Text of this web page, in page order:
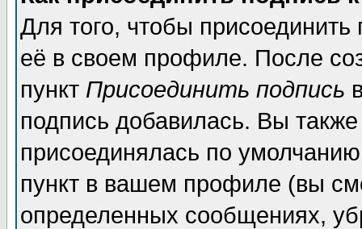
Для того, чтобы
её в своем профиле. После
пункт Присоединить подпись
подпись добавилась. Вы
присоединялась по
пункт в вашем профиле (вы
определенных сообщениях,